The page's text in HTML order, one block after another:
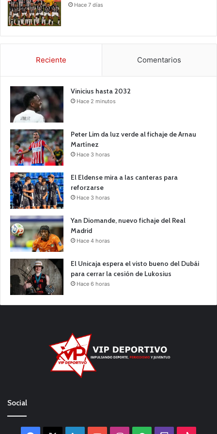
Hace 7 días
Reciente Comentarios
Vinicius hasta 2032
Hace 2 minutos
Peter Lim da luz verde al fichaje de Arnau
Martínez
Hace 3 horas
El Eldense mira a las canteras para
reforzarse
Hace 3 horas
Yan Diomande, nuevo fichaje del Real
Madrid
Hace 4 horas
El Unicaja espera el visto bueno del Dubái
para cerrar la cesión de Lukosius
Hace 6 horas
Social